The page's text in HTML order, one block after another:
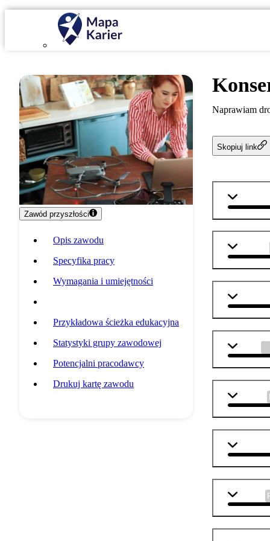
Zawód przyszłości
Opis zawodu
Specyfika pracy
Wymagania i umiejętności
Przykładowa ścieżka edukacyjna
Statystyki grupy zawodowej
Potencjalni pracodawcy
Drukuj kartę zawodu
Naprawiam
Skopiuj link